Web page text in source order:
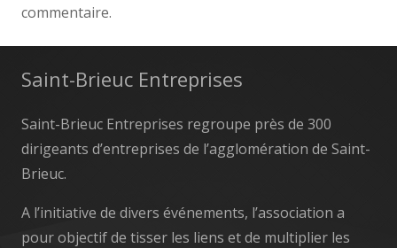
commentaire.
Saint-Brieuc Entreprises
Saint-Brieuc Entreprises regroupe près de 300
dirigeants d’entreprises de l’agglomération de Saint-
Brieuc.
A l’initiative de divers événements, l’association a
pour objectif de tisser les liens et de multiplier les